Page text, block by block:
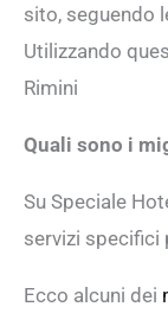
sito, seguendo
Utilizzando
Rimini
Quali sono i
Su Speciale
servizi specifici
Ecco alcuni dei